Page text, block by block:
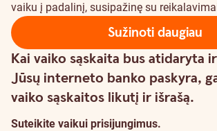
vaiku į padalinį, susipažinę su
Sužinoti daugiau
Kai vaiko sąskaita bus atidaryta
Jūsų interneto banko paskyra,
vaiko sąskaitos likutį ir išrašą.
Suteikite vaikui prisijungimus.